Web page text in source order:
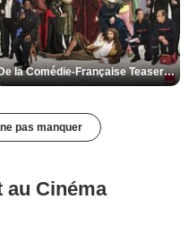
De la Comédie-Française Teaser VF
pas manquer
au Cinéma